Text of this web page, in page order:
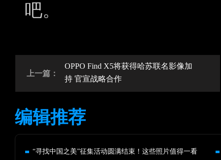
吧。
上一篇：
OPPO Find X5将获得哈苏联名影像加
持 官宣战略合作
编辑推荐
“寻找中国之美”征集活动圆满结束！这些照片值得一看